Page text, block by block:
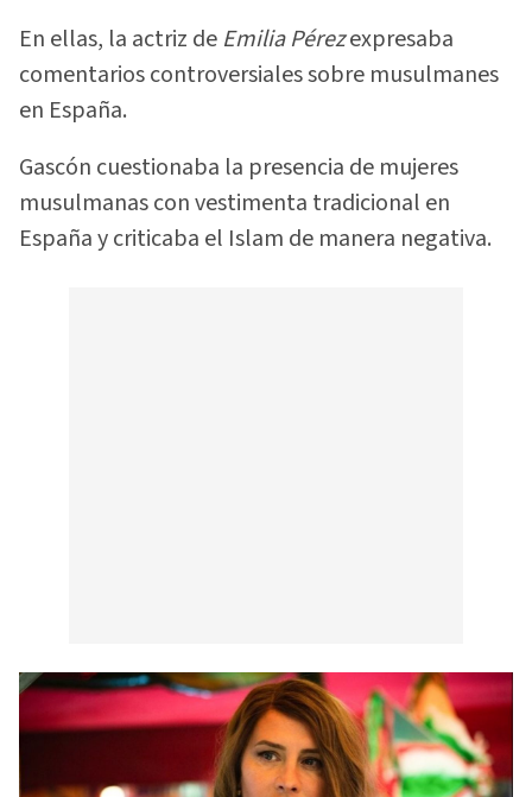
En ellas, la actriz de Emilia Pérezexpresaba
comentarios controversiales sobre musulmanes
en España.
Gascón cuestionaba la presencia de mujeres
musulmanas con vestimenta tradicional en
España y criticaba el Islam de manera negativa.